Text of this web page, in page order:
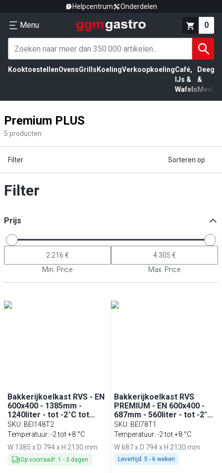
Helpcentrum Onderdelen
Menu 0
KooktoestellenOvensGrills KoelingVerkoopkoelingCafé,
IJs &
Wafels
Deeg
&
Meel
Premium PLUS
5 producten
Filter Sorteren op
Filter
Prijs
Min. Price Max. Price
Bakkerijkoelkast RVS - EN
600x400 - 1385mm -
1240liter - tot -2°C tot
+8°C - met 2 deuren -
geforceerde koeling,
LED‑verlichting &
automatische ontdooiing
SKU: BEI148T2
Temperatuur: -2 tot +8 °C
W 1385 x D 794 x H 2130 mm
Op voorraad!: 1 - 3 dagen
Bakkerijkoelkast RVS
PREMIUM - EN 600x400 -
687mm - 560liter - tot -2°C
tot +8°C - met 1 deur -
geforceerde koeling,
LED‑verlichting &
automatische ontdooiing
SKU: BEI78T1
Temperatuur: -2 tot +8 °C
W 687 x D 794 x H 2130 mm
Levertijd: 5 - 6 weken